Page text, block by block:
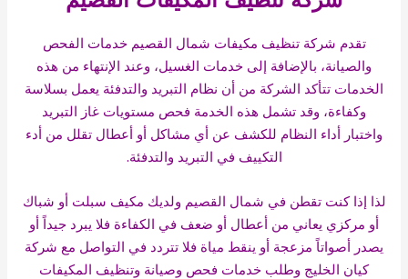
تقدم شركة تنظيف مكيفات شمال القصيم خدمات الفحص
والصيانة، بالإضافة إلى خدمات الغسيل، وعند الإنتهاء من هذه
الخدمات تتأكد الشركة من أن نظام التبريد والتدفئة يعمل بسلاسة
وكفاءة، وقد تشمل هذه الخدمة فحص مستويات غاز التبريد
واختبار أداء النظام للكشف عن أي مشاكل أو أعطال تقلل من أدء
التكييف في التبريد والتدفئة.
لذا إذا كنت تقطن في شمال القصيم ولديك مكيف سبلت أو شباك
أو مركزي يعاني من أعطال أو ضعف في الكفاءة فلا يبرد جيداً أو
يصدر أصواتاً مزعجة أو ينقط مياة فلا تتردد في التواصل مع شركة
كيان الخليج وطلب خدمات فحص وصيانة وتنظيف المكيفات